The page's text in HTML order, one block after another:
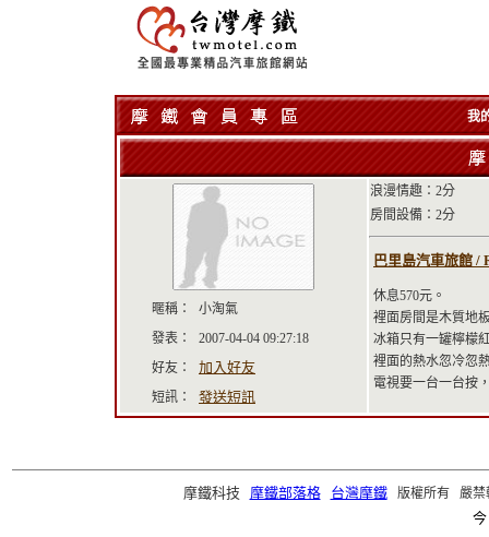
我
暱稱：
小淘氣
發表：
2007-04-04 09:27:18
好友：
加入好友
短訊： 發送短訊
浪漫情趣：2分
房間設備：2分
巴里島汽車旅館 /
休息570元。
裡面房間是木質地
冰箱只有一罐檸檬
裡面的熱水忽冷忽
電視要一台一台按
摩鐵科技 摩鐵部落格 台灣摩鐵版權所有 嚴禁